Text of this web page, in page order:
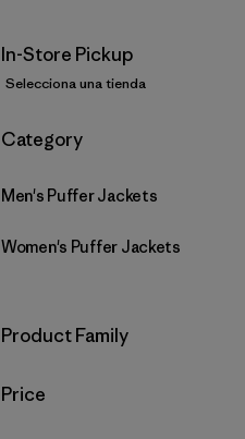
In-Store Pickup
Selecciona una tienda
Filtrar por
Category
Men's Puffer Jackets
Women's Puffer Jackets
Filtrar por
Product Family
Filtrar por
Price